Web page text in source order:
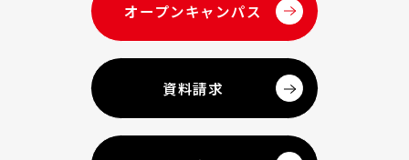
オープンキャンパス
資料請求